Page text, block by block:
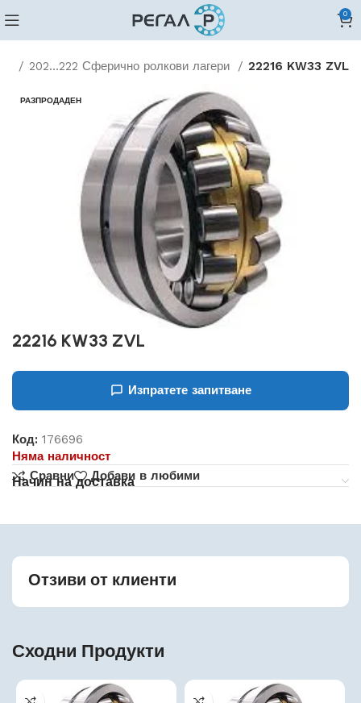
0
202...222 Сферично ролкови лагери 22216 KW33 ZVL
РАЗПРОДАДЕН
22216 KW33 ZVL
Изпратете запитване
Код:176696
Няма наличност
Сравни
Добави в любими
Начин на доставка
Отзиви от клиенти
Сходни Продукти